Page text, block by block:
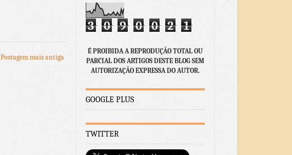
Postagem mais antiga
3 0 9 0 0 2 1
É PROIBIDA A REPRODUÇÃO TOTAL OU
PARCIAL DOS ARTIGOS DESTE BLOG SEM
AUTORIZAÇÃO EXPRESSA DO AUTOR.
GOOGLE PLUS
TWITTER